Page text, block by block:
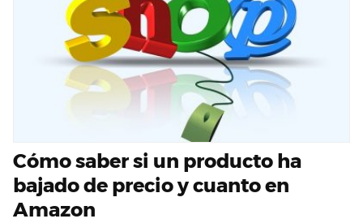
Cómo saber si un producto ha
bajado de precio y cuanto en
Amazon